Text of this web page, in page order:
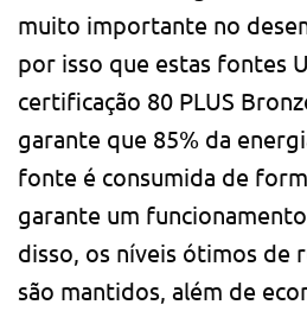
muito importante no
por isso que estas fontes
certificação 80 PLUS
garante que 85% da
fonte é consumida de
garante um
disso, os níveis ótimos de
são mantidos, além de